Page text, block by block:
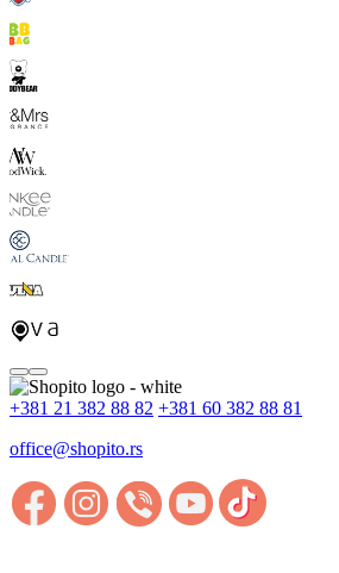
+381 21 382 88 82 +381 60 382 88 81
office@shopito.rs